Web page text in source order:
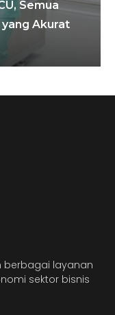
Semua
Akurat
berbagai layanan
sektor bisnis